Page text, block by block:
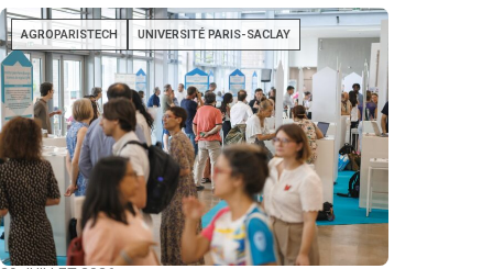
AGROPARISTECH UNIVERSITÉ PARIS-SACLAY